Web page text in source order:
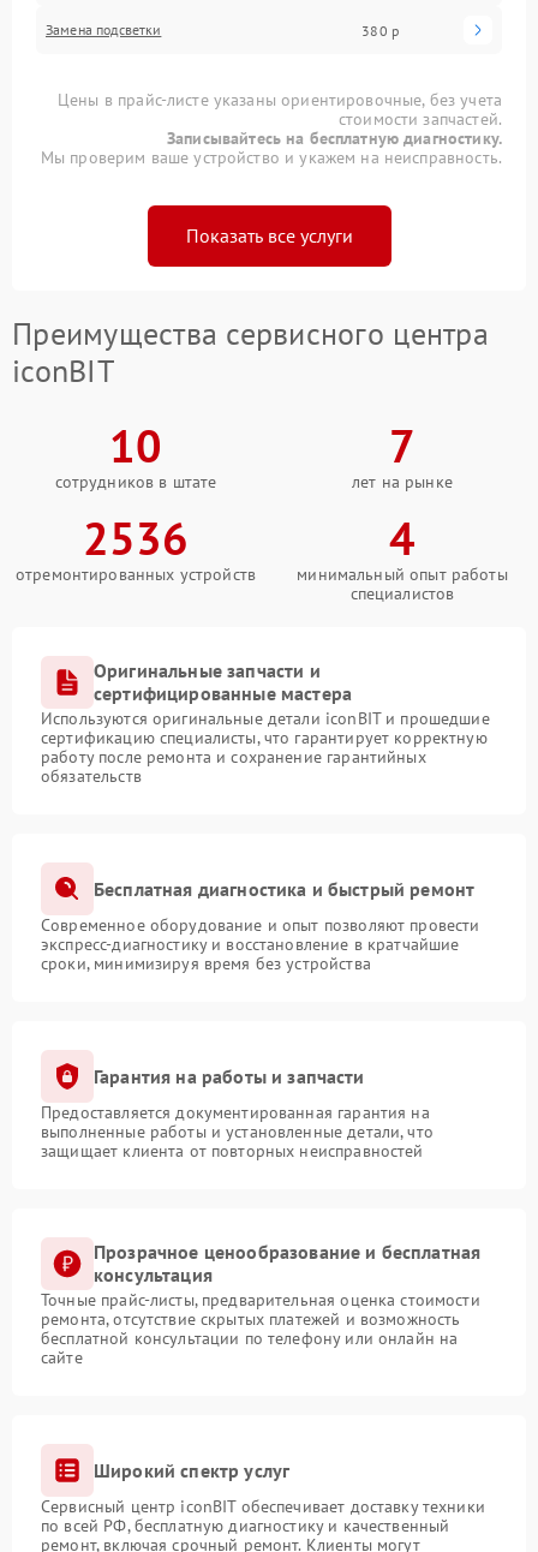
Замена подсветки 380 р
Цены в прайс-листе указаны ориентировочные, без учета
стоимости запчастей.
Записывайтесь на бесплатную диагностику.
Мы проверим ваше устройство и укажем на неисправность.
Показать все услуги
Преимущества сервисного центра
iconBIT
10
сотрудников в штате
7
лет на рынке
2536
отремонтированных устройств
4
минимальный опыт работы
специалистов
Оригинальные запчасти и
сертифицированные мастера
Используются оригинальные детали iconBIT и прошедшие
сертификацию специалисты, что гарантирует корректную
работу после ремонта и сохранение гарантийных
обязательств
Бесплатная диагностика и быстрый ремонт
Современное оборудование и опыт позволяют провести
экспресс-диагностику и восстановление в кратчайшие
сроки, минимизируя время без устройства
Гарантия на работы и запчасти
Предоставляется документированная гарантия на
выполненные работы и установленные детали, что
защищает клиента от повторных неисправностей
Прозрачное ценообразование и бесплатная
консультация
Точные прайс-листы, предварительная оценка стоимости
ремонта, отсутствие скрытых платежей и возможность
бесплатной консультации по телефону или онлайн на
сайте
Широкий спектр услуг
Сервисный центр iconBIT обеспечивает доставку техники
по всей РФ, бесплатную диагностику и качественный
ремонт, включая срочный ремонт. Клиенты могут